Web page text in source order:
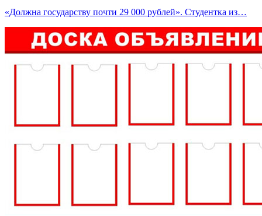
«Должна государству почти 29 000 рублей». Студентка из…